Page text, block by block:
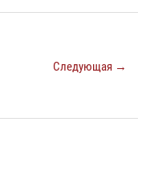
Следующая →